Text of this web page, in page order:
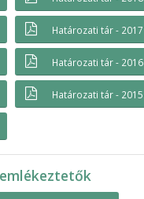
Határozati tár - 2017
Határozati tár - 2016
Határozati tár - 2015